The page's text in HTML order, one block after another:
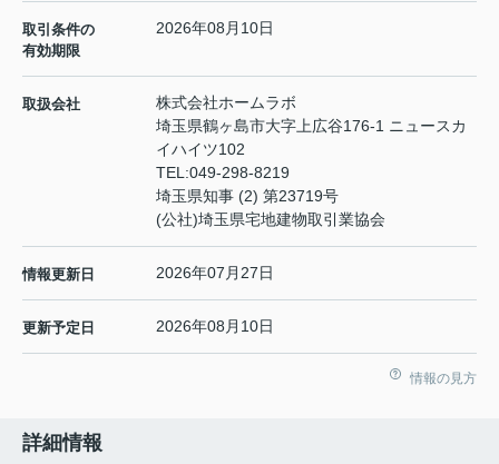
取引条件の
有効期限
2026年08月10日
取扱会社
株式会社ホームラボ
埼玉県鶴ヶ島市大字上広谷176-1 ニュースカ
イハイツ102
TEL:049-298-8219
埼玉県知事 (2) 第23719号
(公社)埼玉県宅地建物取引業協会
情報更新日 2026年07月27日
更新予定日 2026年08月10日
情報の見方
詳細情報